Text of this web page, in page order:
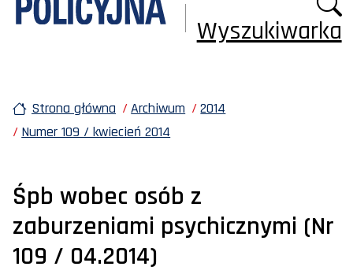
Wyszukiwarka
Strona główna Archiwum
2014
Numer 109 / kwiecień 2014
Śpb wobec osób z
zaburzeniami psychicznymi (Nr
109 / 04.2014)